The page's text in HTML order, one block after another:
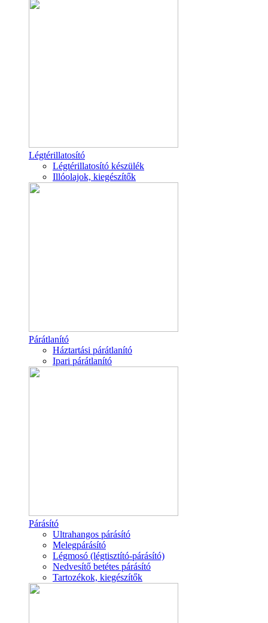
Légtérillatosító
Légtérillatosító készülék
Illóolajok, kiegészítők
Párátlanító
Háztartási párátlanító
Ipari párátlanító
Párásító
Ultrahangos párásító
Melegpárásító
Légmosó (légtisztító-párásító)
Nedvesítő betétes párásító
Tartozékok, kiegészítők